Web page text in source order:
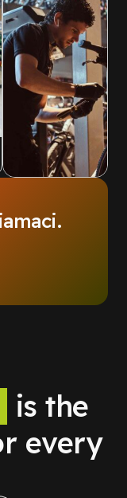
is the
every